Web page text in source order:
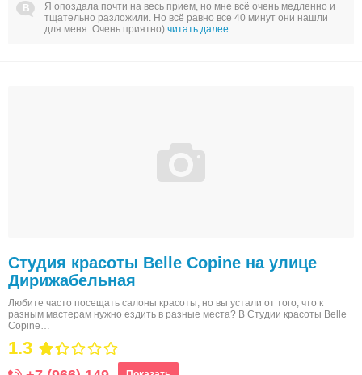
Я опоздала почти на весь прием, но мне всё очень медленно и
тщательно разложили. Но всё равно все 40 минут они нашли
для меня. Очень приятно) читать далее
Студия красоты Belle Copine на улице
Дирижабельная
Любите часто посещать салоны красоты, но вы устали от того, что к
разным мастерам нужно ездить в разные места? В Студии красоты Belle
Copine…
1.3